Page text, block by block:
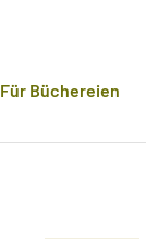
Für Büchereien